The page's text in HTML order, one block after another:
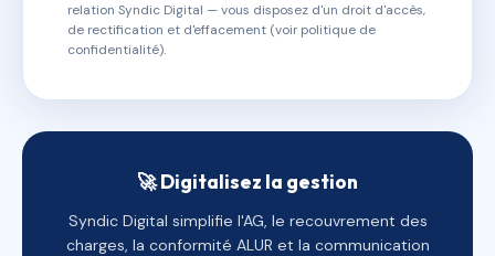
relation Syndic Digital — vous disposez d'un droit d'accès,
de rectification et d'effacement (voir politique de
confidentialité).
🚀 Digitalisez la gestion
Syndic Digital simplifie l'AG, le recouvrement des
charges, la conformité ALUR et la communication